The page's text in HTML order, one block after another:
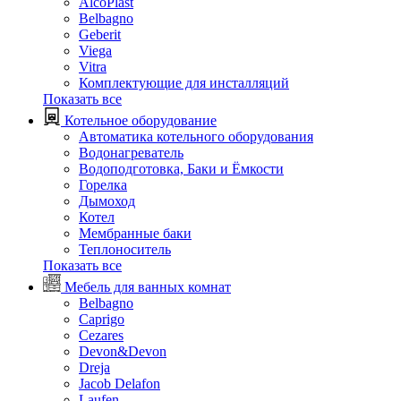
Belbagno
Geberit
Viega
Vitra
Комплектующие для инсталляций
Показать все
Котельное оборудование
Автоматика котельного оборудования
Водонагреватель
Водоподготовка, Баки и Ёмкости
Горелка
Дымоход
Котел
Мембранные баки
Теплоноситель
Показать все
Мебель для ванных комнат
Belbagno
Caprigo
Cezares
Devon&Devon
Dreja
Jacob Delafon